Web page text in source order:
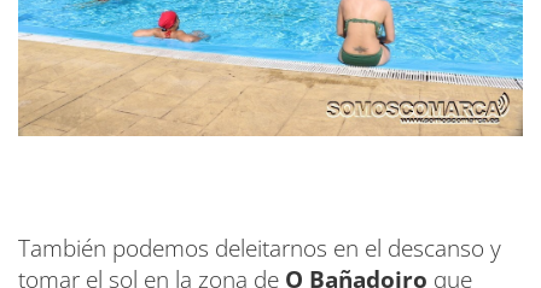
También podemos deleitarnos en el descanso y
tomar el sol en la zona de O Bañadoiro que